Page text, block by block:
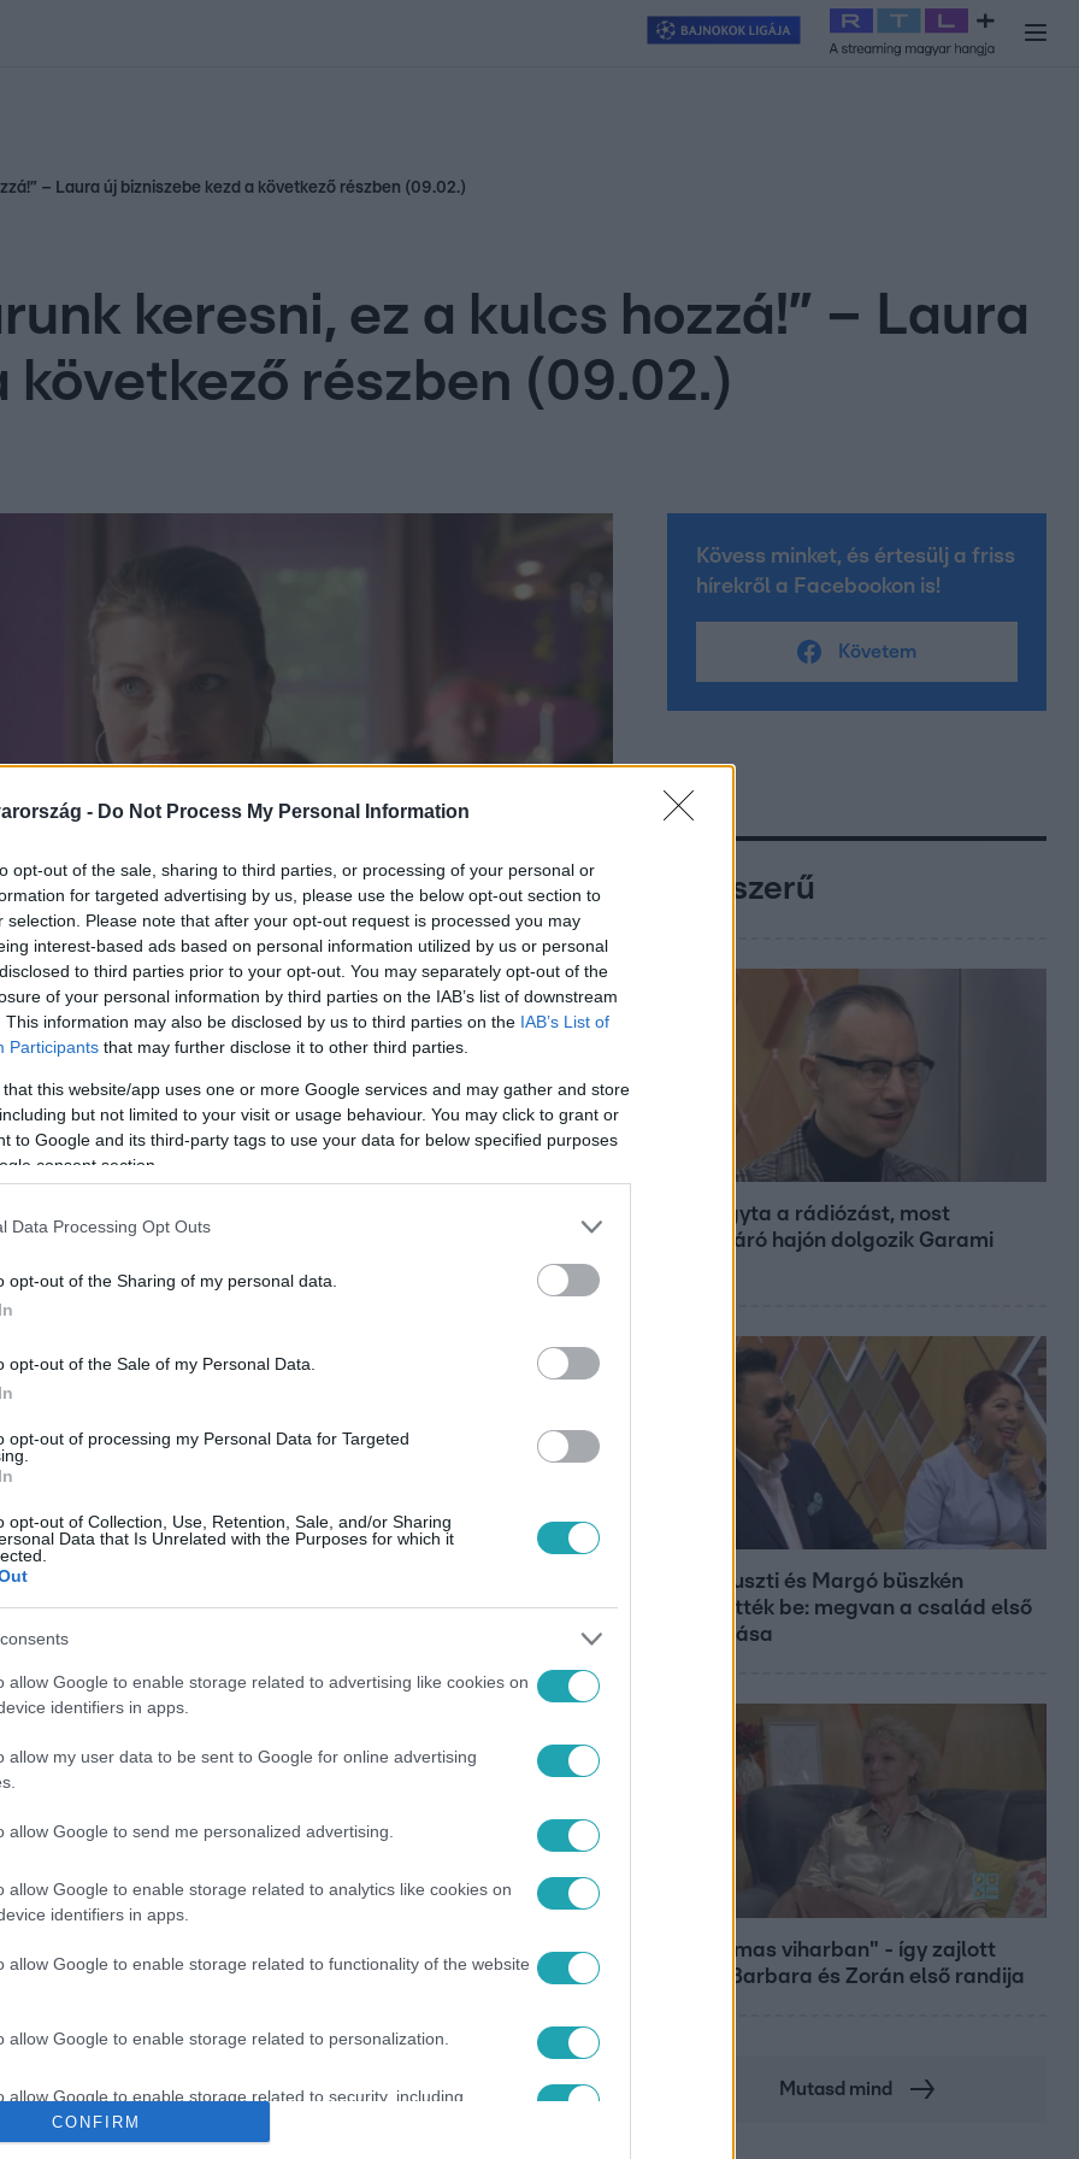
- Do Not Process My Personal Information
opt-out of the sale, sharing to third parties, or processing of your personal or
for targeted advertising by us, please use the below opt-out section to
selection. Please note that after your opt-out request is processed you may
interest-based ads based on personal information utilized by us or personal
to third parties prior to your opt-out. You may separately opt-out of the
of your personal information by third parties on the IAB’s list of downstream
This information may also be disclosed by us to third parties on the IAB’s List of
Participants that may further disclose it to other third parties.
that this website/app uses one or more Google services and may gather and store
but not limited to your visit or usage behaviour. You may click to grant or
to Google and its third-party tags to use your data for below specified purposes
consent section.
Data Processing Opt Outs
opt-out of the Sharing of my personal data.
opt-out of the Sale of my Personal Data.
opt-out of processing my Personal Data for Targeted
opt-out of Collection, Use, Retention, Sale, and/or Sharing
Data that Is Unrelated with the Purposes for which it
allow Google to enable storage related to advertising like cookies on
identifiers in apps.
allow my user data to be sent to Google for online advertising
allow Google to send me personalized advertising.
allow Google to enable storage related to analytics like cookies on
identifiers in apps.
allow Google to enable storage related to functionality of the website
allow Google to enable storage related to personalization.
allow Google to enable storage related to security, including
functionality and fraud prevention, and other user protection.
CONFIRM
Exek csatája 2026 Celeb vagyok, ments ki innen
– Laura új bizniszebe kezd a következő részben (09.02.)
keresni, ez a kulcs hozzá!” – Laura
következő részben (09.02.)
mindent megadni születendő
kalandokba is belefogna. A Keresztanyu
Klubon.
legyen a Google-találatokban!
# HARANGOZÓ LAURA BÁRÁNY ZOZÓ # TERHESSÉG BIZNISZ
Kövess minket, és értesülj a friss
hírekről a Facebookon is!
Követem
Népszerű
Otthagyta a rádiózást, most
óceánjáró hajón dolgozik Garami
Bódi Guszti és Margó büszkén
jelentették be: megvan a család első
diplomása
"Hatalmas viharban" - így zajlott
Hegyi Barbara és Zorán első randija
Mutasd mind